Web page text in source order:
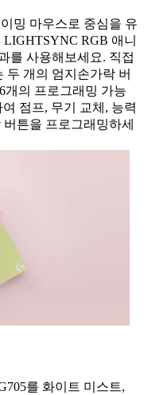
밍 마우스로 중심을 유
RGB 애니
를 사용해보세요. 직접
두 개의 엄지손가락 버
개의 프로그래밍 가능
점프, 무기 교체, 능력
튼을 프로그래밍하세
를 화이트 미스트,